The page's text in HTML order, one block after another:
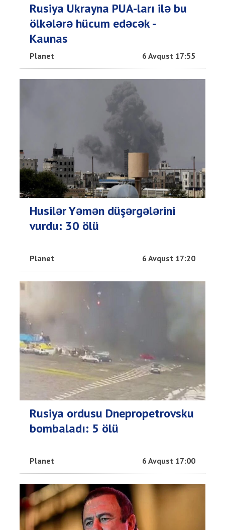
Rusiya Ukrayna PUA-ları ilə bu
ölkələrə hücum edəcək -
Kaunas
Planet 6 Avqust 17:55
Husilər Yəmən düşərgələrini
vurdu: 30 ölü
Planet 6 Avqust 17:20
Rusiya ordusu Dnepropetrovsku
bombaladı: 5 ölü
Planet 6 Avqust 17:00